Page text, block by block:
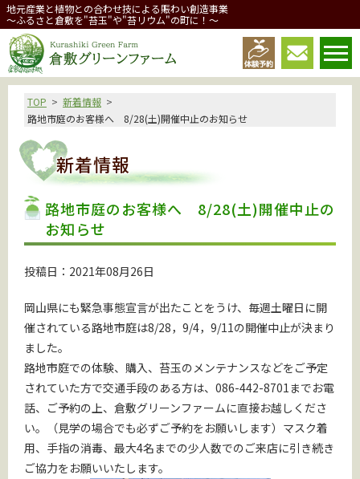
地元産業と植物との合わせ技による賑わい創造事業
～ふるさと倉敷を"苔玉"や"苔リウム"の町に！～
倉敷グリーンファーム
TOP
新着情報
路地市庭のお客様へ 8/28(土)開催中止のお知らせ
新着情報
路地市庭のお客様へ 8/28(土)開催中止の
お知らせ
投稿日：2021年08月26日
岡山県にも緊急事態宣言が出たことをうけ、毎週土曜日に開
催されている路地市庭は8/28，9/4，9/11の開催中止が決まり
ました。
路地市庭での体験、購入、苔玉のメンテナンスなどをご予定
されていた方で交通手段のある方は、086-442-8701までお電
話、ご予約の上、倉敷グリーンファームに直接お越しくださ
い。（見学の場合でも必ずご予約をお願いします）マスク着
用、手指の消毒、最大4名までの少人数でのご来店に引き続き
ご協力をお願いいたします。